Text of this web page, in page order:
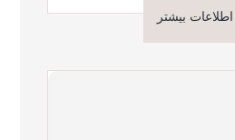
اطلاعات بیشتر